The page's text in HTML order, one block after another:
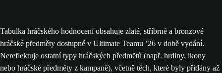
Tabulka hráčského hodnocení obsahuje zlaté, stříbrné a bronzové
hráčské předměty dostupné v Ultimate Teamu ’26 v době vydání.
Nereflektuje ostatní typy hráčských předmětů (např. hrdiny, ikony
nebo hráčské předměty z kampaně), včetně těch, které byly přidány až